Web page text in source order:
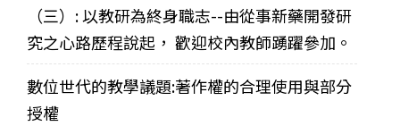
（三）: 以教研為終身職志--由從事新藥開發研
究之心路歷程說起， 歡迎校內教師踴躍參加。
數位世代的教學議題:著作權的合理使用與部分
授權